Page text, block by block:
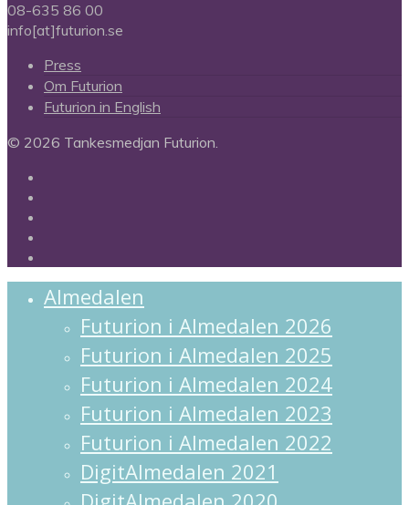
08-635 86 00
info[at]futurion.se
Press
Om Futurion
Futurion in English
© 2026 Tankesmedjan Futurion.
Almedalen
Futurion i Almedalen 2026
Futurion i Almedalen 2025
Futurion i Almedalen 2024
Futurion i Almedalen 2023
Futurion i Almedalen 2022
DigitAlmedalen 2021